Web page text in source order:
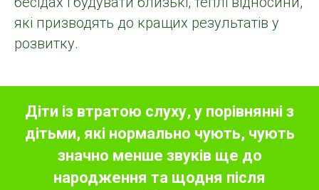
які призводять до кращих результатів у
розвитку.
Діти із втратою слуху, у порівнянні з
дітьми, які нормально чують, чують
значно менше звуків ще до
народження та щодня після